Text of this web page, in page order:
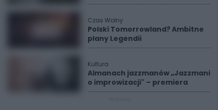
Czas Wolny
Polski Tomorrowland? Ambitne
plany Legendii
Kultura
Almanach jazzmanów „Jazzmani
o improwizacji" – premiera